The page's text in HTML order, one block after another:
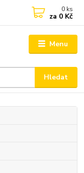
Menu
Hledat
0 ks
za 0 Kč